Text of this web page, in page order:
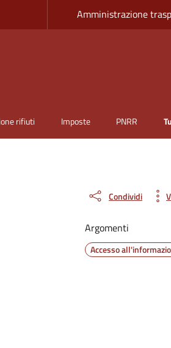
Amministrazione
rifiuti Imposte PNRR
Condividi
Argomenti
Accesso